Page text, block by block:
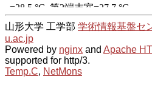
山形大学 工学部 学術情報基盤セ
u.ac.jp
Powered by nginx and Apache
supported for http/3.
Temp.C, NetMons